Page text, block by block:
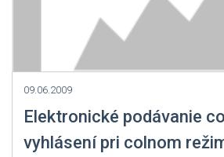
09.06.2009
Elektronické podávanie
vyhlásení pri colnom